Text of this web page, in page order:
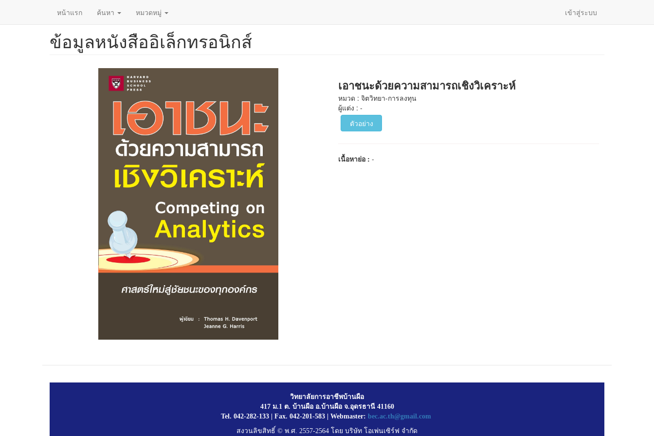
หน้าแรก ค้นหา หมวดหมู่ เข้าสู่ระบบ
ข้อมูลหนังสืออิเล็กทรอนิกส์
เอาชนะด้วยความสามารถเชิงวิเคราะห์
หมวด : จิตวิทยา-การลงทุน
ผู้แต่ง : -
ตัวอย่าง
เนื้อหาย่อ :-
วิทยาลัยการอาชีพบ้านผือ
417 ม.1 ต. บ้านผือ อ.บ้านผือ จ.อุดรธานี 41160
Tel. 042-282-133 | Fax. 042-201-583 | Webmaster: bec.ac.th@gmail.com
สงวนลิขสิทธิ์ © พ.ศ. 2557-2564 โดย บริษัท โอเพ่นเซิร์ฟ จำกัด